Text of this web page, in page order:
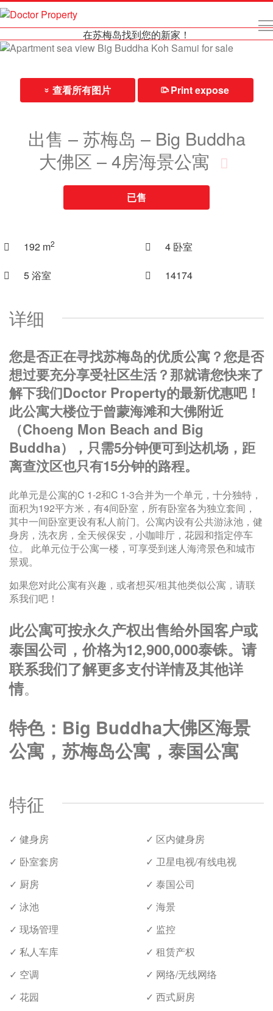
在苏梅岛找到您的新家！
»查看所有图片 ⎙Print expose
出售 – 苏梅岛 – Big Buddha
大佛区 – 4房海景公寓
已售
192 m2 4 卧室
5 浴室 14174
详细
您是否正在寻找苏梅岛的优质公寓？您是否
想过要充分享受社区生活？那就请您快来了
解下我们Doctor Property的最新优惠吧！
此公寓大楼位于曾蒙海滩和大佛附近
（Choeng Mon Beach and Big
Buddha），只需5分钟便可到达机场，距
离查汶区也只有15分钟的路程。
此单元是公寓的C 1-2和C 1-3合并为一个单元，十分独特，
面积为192平方米，有4间卧室，所有卧室各为独立套间，
其中一间卧室更设有私人前门。公寓内设有公共游泳池，健
身房，洗衣房，全天候保安，小咖啡厅，花园和指定停车
位。 此单元位于公寓一楼，可享受到迷人海湾景色和城市
景观。
如果您对此公寓有兴趣，或者想买/租其他类似公寓，请联
系我们吧！
此公寓可按永久产权出售给外国客户或
泰国公司，价格为12,900,000泰铢。请
联系我们了解更多支付详情及其他详
情。
特色： Big Buddha大佛区海景
公寓，苏梅岛公寓，泰国公寓
特征
✓ 健身房
✓ 区内健身房
✓ 卧室套房
✓ 卫星电视/有线电视
✓ 厨房
✓ 泰国公司
✓ 泳池
✓ 海景
✓ 现场管理
✓ 监控
✓ 私人车库
✓ 租赁产权
✓ 空调
✓ 网络/无线网络
✓ 花园
✓ 西式厨房